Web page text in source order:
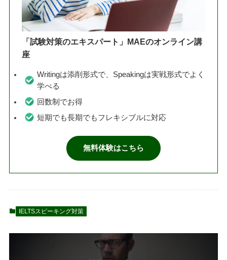
「試験対策のエキスパート」MAEのオンライン講
座
Writingは添削形式で、Speakingは実戦形式でよく
学べる
回数制でお得
短期でも長期でもフレキシブルに対応
無料体験はこちら
IELTSスピーキング対策